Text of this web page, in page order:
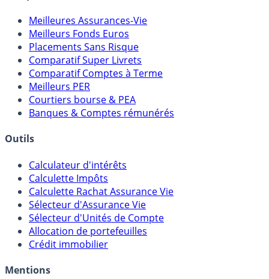
Comparatifs
Meilleures Assurances-Vie
Meilleurs Fonds Euros
Placements Sans Risque
Comparatif Super Livrets
Comparatif Comptes à Terme
Meilleurs PER
Banques & Comptes rémunérés
Outils
Calculateur d'intérêts
Calculette Impôts
Calculette Rachat Assurance Vie
Sélecteur d'Assurance Vie
Sélecteur d'Unités de Compte
Crédit immobilier